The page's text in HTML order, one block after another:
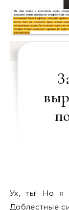
Ух, ты! Но я
Доблестные